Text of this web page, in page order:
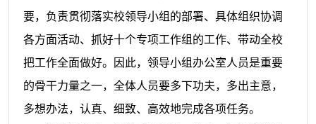
要，负责贯彻落实校领导小组的部署、具体组织协调
各方面活动、抓好十个专项工作组的工作、带动全校
把工作全面做好。因此，领导小组办公室人员是重要
的骨干力量之一，全体人员要多下功夫，多出主意，
多想办法，认真、细致、高效地完成各项任务。